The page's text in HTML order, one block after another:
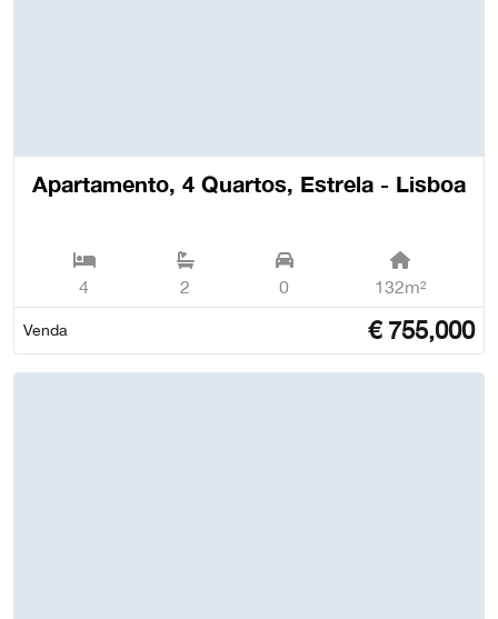
Apartamento, 4 Quartos, Estrela - Lisboa
4 2 0 132m²
Venda €755,000